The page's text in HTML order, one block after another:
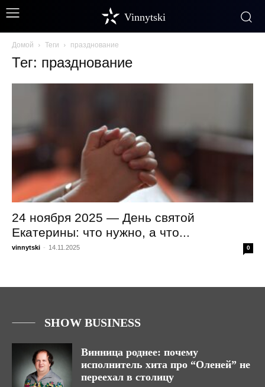
Vinnytski
Домой Теги празднование
Тег: празднование
24 ноября 2025 — День святой
Екатерины: что нужно, а что...
vinnytski - 14.11.2025 0
SHOW BUSINESS
Винница роднее: почему
исполнитель хита про “Оленей” не
переехал в столицу